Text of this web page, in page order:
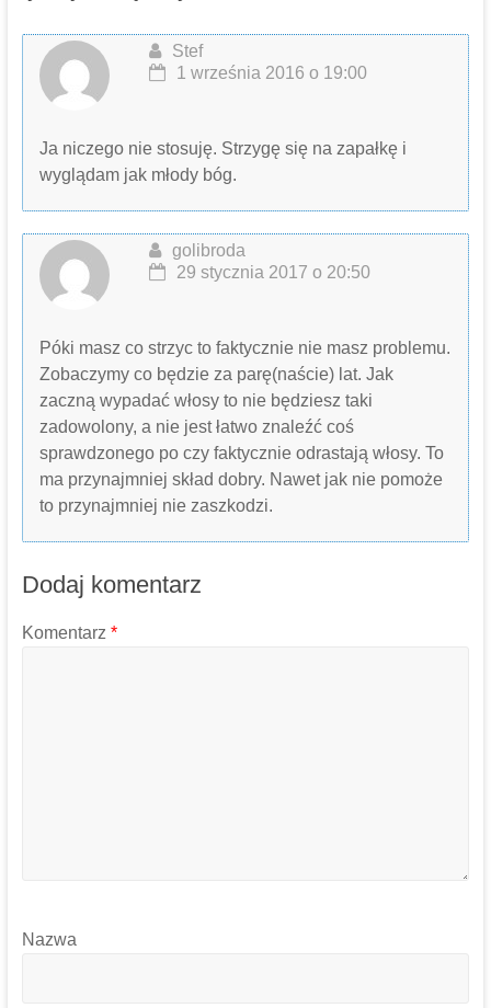
Stef
1 września 2016 o 19:00
Ja niczego nie stosuję. Strzygę się na zapałkę i
wyglądam jak młody bóg.
golibroda
29 stycznia 2017 o 20:50
Póki masz co strzyc to faktycznie nie masz problemu.
Zobaczymy co będzie za parę(naście) lat. Jak
zaczną wypadać włosy to nie będziesz taki
zadowolony, a nie jest łatwo znaleźć coś
sprawdzonego po czy faktycznie odrastają włosy. To
ma przynajmniej skład dobry. Nawet jak nie pomoże
to przynajmniej nie zaszkodzi.
Dodaj komentarz
Komentarz *
Nazwa